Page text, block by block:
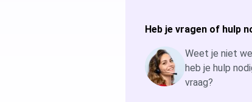
Windows
Heb je vragen of hulp
Weet je niet
heb je hulp
vraag?